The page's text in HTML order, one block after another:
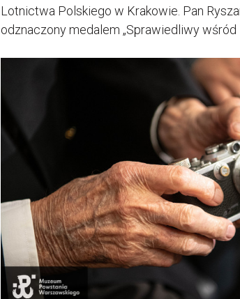
Lotnictwa Polskiego w Krakowie. Pan
odznaczony medalem „Sprawiedliwy wśród